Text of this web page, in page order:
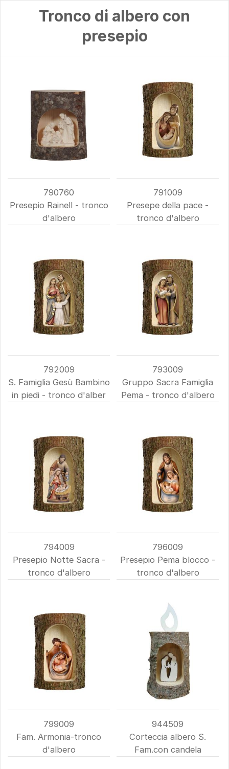
Tronco di albero con
presepio
790760
Presepio Rainell - tronco
d'albero
791009
Presepe della pace -
tronco d'albero
792009
S. Famiglia Gesù Bambino
in piedi - tronco d'alber
793009
Gruppo Sacra Famiglia
Pema - tronco d'albero
794009
Presepio Notte Sacra -
tronco d'albero
796009
Presepio Pema blocco -
tronco d'albero
799009
Fam. Armonia-tronco
d'albero
944509
Corteccia albero S.
Fam.con candela